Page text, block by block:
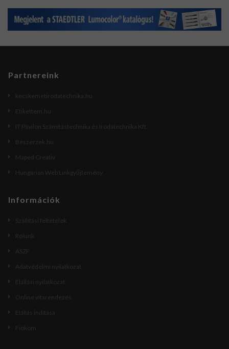
Partnereink
kecskemetirodatechnika.hu
Etikettem.hu
IT Pavilon Számítástechnika és Irodatechnika Kft.
Beszerzek.hu
Maped Creativ
Hungarian Web Linkgyűjtemény
Információk
Szállítási feltételek
Rólunk
ÁSZF
Adatvédelmi nyilatkozat
Elállási nyilatkozat
Online vitarendezés
Elállás indítása
Fiókom